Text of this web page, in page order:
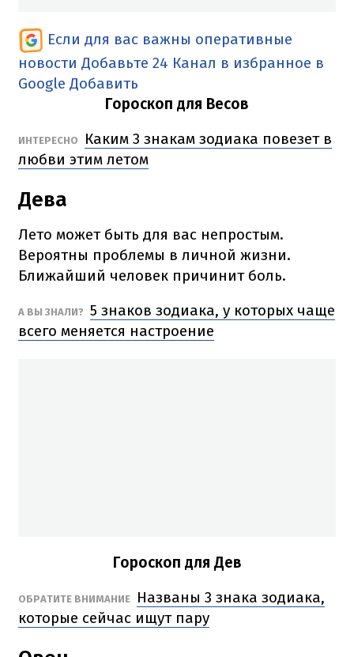
Если для вас важны оперативные
новости Добавьте 24 Канал в избранное в
Google Добавить
Гороскоп для Весов
ИНТЕРЕСНО
Каким 3 знакам зодиака повезет в
любви этим летом
Дева
Лето может быть для вас непростым.
Вероятны проблемы в личной жизни.
Ближайший человек причинит боль.
А ВЫ ЗНАЛИ? 5 знаков зодиака, у которых чаще
всего меняется настроение
Гороскоп для Дев
ОБРАТИТЕ ВНИМАНИЕ
Названы 3 знака зодиака,
которые сейчас ищут пару